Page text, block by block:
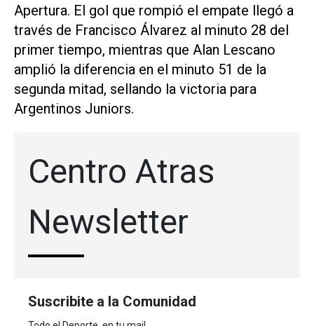
Apertura. El gol que rompió el empate llegó a
través de Francisco Álvarez al minuto 28 del
primer tiempo, mientras que Alan Lescano
amplió la diferencia en el minuto 51 de la
segunda mitad, sellando la victoria para
Argentinos Juniors.